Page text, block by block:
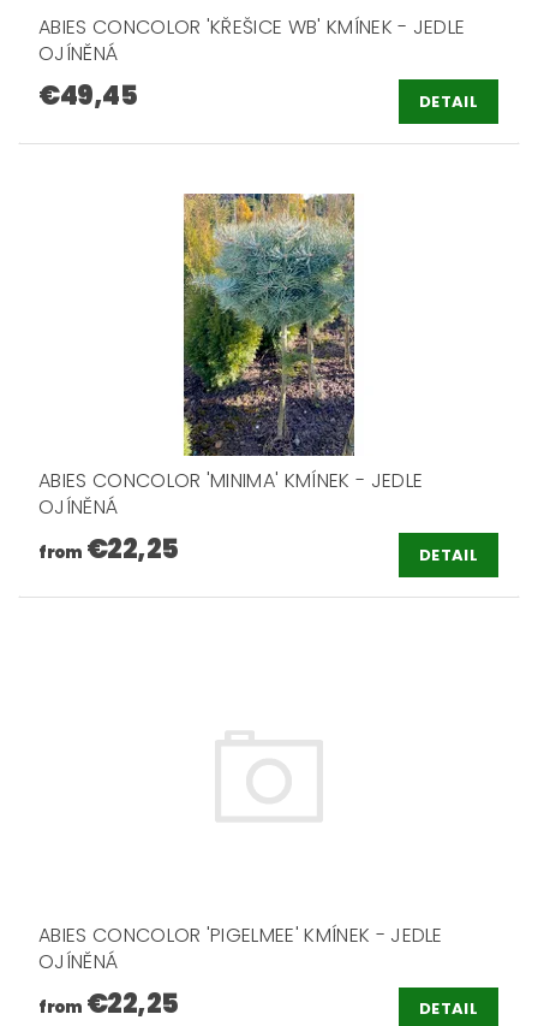
ABIES CONCOLOR 'KŘEŠICE WB' KMÍNEK - JEDLE
OJÍNĚNÁ
€49,45 DETAIL
ABIES CONCOLOR 'MINIMA' KMÍNEK - JEDLE
OJÍNĚNÁ
from €22,25 DETAIL
ABIES CONCOLOR 'PIGELMEE' KMÍNEK - JEDLE
OJÍNĚNÁ
from €22,25 DETAIL